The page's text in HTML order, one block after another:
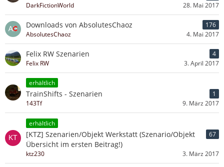
DarkFictionWorld
28. Mai 2017
Downloads von AbsolutesChaoz
176
AbsolutesChaoz
4. Mai 2017
Felix RW Szenarien
4
Felix RW
3. April 2017
erhältlich
TrainShifts - Szenarien
1
143Tf
9. März 2017
erhältlich
[KTZ] Szenarien/Objekt Werkstatt (Szenario/Objekt
Übersicht im ersten Beitrag!)
67
ktz230 3. März 2017